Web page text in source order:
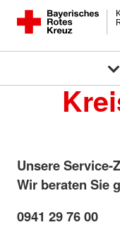
Unsere Service-
Wir beraten Sie
0941 29 76 00